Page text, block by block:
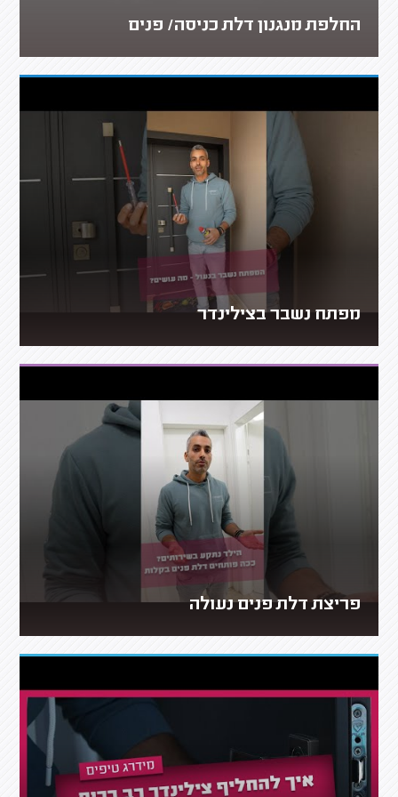
החלפת מנגנון דלת כניסה/ פנים
מפתח נשבר בצילינדר
פריצת דלת פנים נעולה